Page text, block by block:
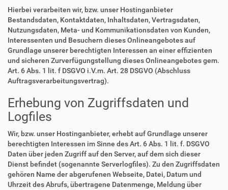
Hierbei verarbeiten wir, bzw. unser Hostinganbieter
Bestandsdaten, Kontaktdaten, Inhaltsdaten, Vertragsdaten,
Nutzungsdaten, Meta- und Kommunikationsdaten von Kunden,
Interessenten und Besuchern dieses Onlineangebotes auf
Grundlage unserer berechtigten Interessen an einer effizienten
und sicheren Zurverfügungstellung dieses Onlineangebotes gem.
Art. 6 Abs. 1 lit. f DSGVO i.V.m. Art. 28 DSGVO (Abschluss
Auftragsverarbeitungsvertrag).
Erhebung von Zugriffsdaten und
Logfiles
Wir, bzw. unser Hostinganbieter, erhebt auf Grundlage unserer
berechtigten Interessen im Sinne des Art. 6 Abs. 1 lit. f. DSGVO
Daten über jeden Zugriff auf den Server, auf dem sich dieser
Dienst befindet (sogenannte Serverlogfiles). Zu den Zugriffsdaten
gehören Name der abgerufenen Webseite, Datei, Datum und
Uhrzeit des Abrufs, übertragene Datenmenge, Meldung über